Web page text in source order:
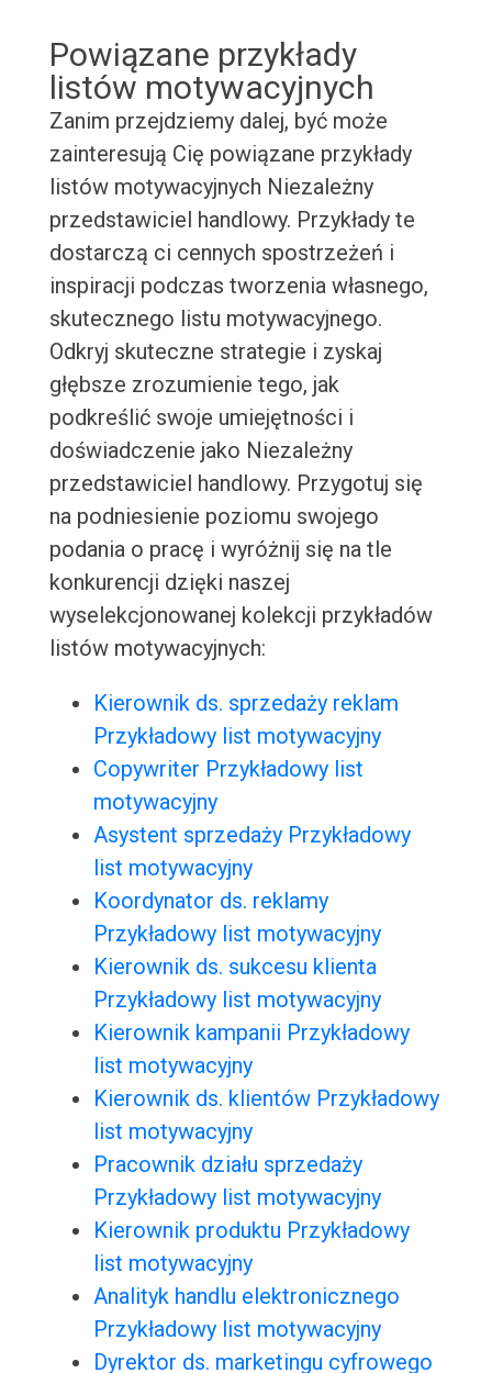
Powiązane przykłady
listów motywacyjnych
Zanim przejdziemy dalej, być może
zainteresują Cię powiązane przykłady
listów motywacyjnych Niezależny
przedstawiciel handlowy. Przykłady te
dostarczą ci cennych spostrzeżeń i
inspiracji podczas tworzenia własnego,
skutecznego listu motywacyjnego.
Odkryj skuteczne strategie i zyskaj
głębsze zrozumienie tego, jak
podkreślić swoje umiejętności i
doświadczenie jako Niezależny
przedstawiciel handlowy. Przygotuj się
na podniesienie poziomu swojego
podania o pracę i wyróżnij się na tle
konkurencji dzięki naszej
wyselekcjonowanej kolekcji przykładów
listów motywacyjnych:
Kierownik ds. sprzedaży reklam
Przykładowy list motywacyjny
Copywriter Przykładowy list
motywacyjny
Asystent sprzedaży Przykładowy
list motywacyjny
Koordynator ds. reklamy
Przykładowy list motywacyjny
Kierownik ds. sukcesu klienta
Przykładowy list motywacyjny
Kierownik kampanii Przykładowy
list motywacyjny
Kierownik ds. klientów Przykładowy
list motywacyjny
Pracownik działu sprzedaży
Przykładowy list motywacyjny
Kierownik produktu Przykładowy
list motywacyjny
Analityk handlu elektronicznego
Przykładowy list motywacyjny
Dyrektor ds. marketingu cyfrowego